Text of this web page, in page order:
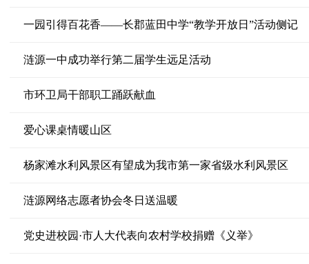
一园引得百花香——长郡蓝田中学“教学开放日”活动侧记
涟源一中成功举行第二届学生远足活动
市环卫局干部职工踊跃献血
爱心课桌情暖山区
杨家滩水利风景区有望成为我市第一家省级水利风景区
涟源网络志愿者协会冬日送温暖
党史进校园·市人大代表向农村学校捐赠《义举》